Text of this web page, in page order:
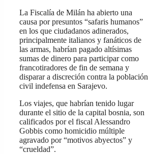
La Fiscalía de Milán ha abierto una
causa por presuntos “safaris humanos”
en los que ciudadanos adinerados,
principalmente italianos y fanáticos de
las armas, habrían pagado altísimas
sumas de dinero para participar como
francotiradores de fin de semana y
disparar a discreción contra la población
civil indefensa en Sarajevo.
Los viajes, que habrían tenido lugar
durante el sitio de la capital bosnia, son
calificados por el fiscal Alessandro
Gobbis como homicidio múltiple
agravado por “motivos abyectos” y
“crueldad”.